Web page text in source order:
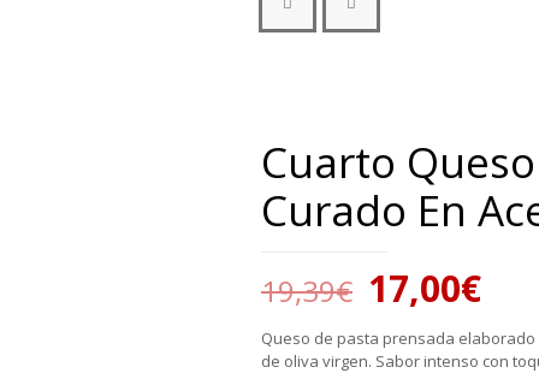
Cuarto
Curado En
19,39€ 17,00€
Queso de pasta prensada
de oliva virgen. Sabor intenso con